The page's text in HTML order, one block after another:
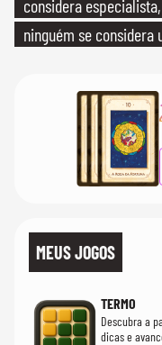
considera
ninguém se considera
MEUS JOGOS
TERMO
Descubra a
dicas e